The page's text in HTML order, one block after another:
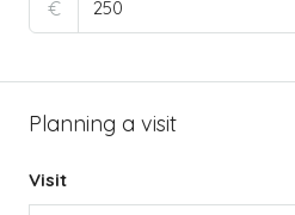
€
Planning a visit
Visit